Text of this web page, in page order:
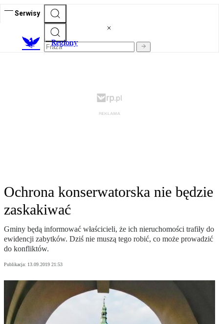
Serwisy
Regiony
Ochrona konserwatorska nie będzie
zaskakiwać
Gminy będą informować właścicieli, że ich nieruchomości trafiły do
ewidencji zabytków. Dziś nie muszą tego robić, co może prowadzić
do konfliktów.
Publikacja: 13.09.2019 21:53